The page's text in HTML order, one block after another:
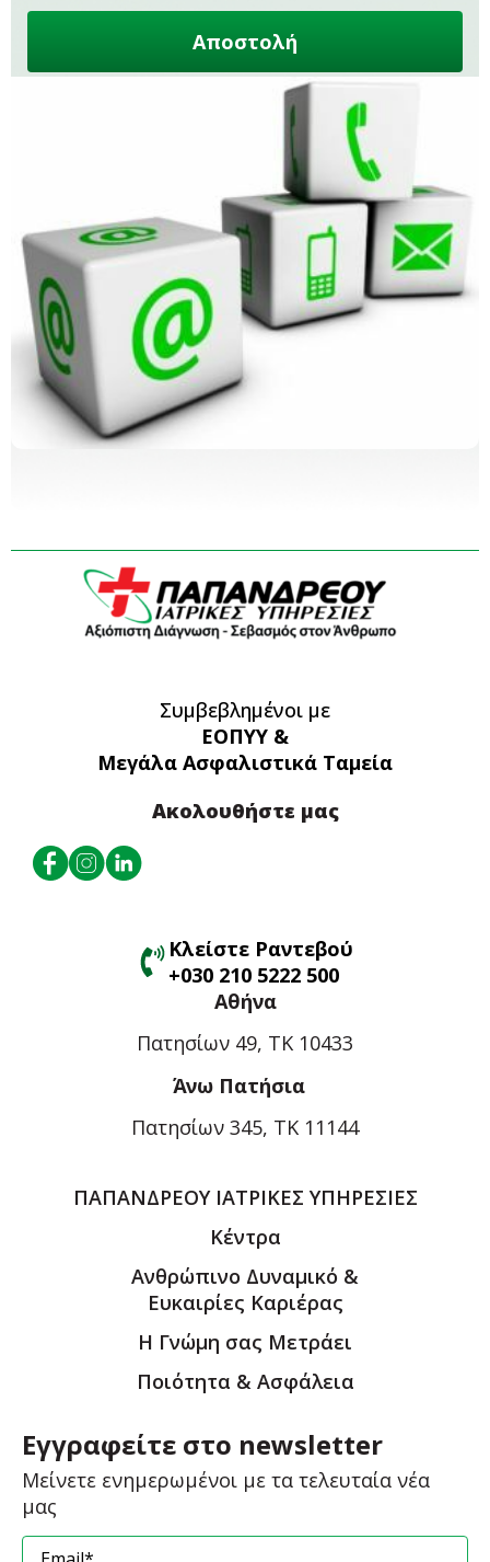
Συμβεβλημένοι με
ΕΟΠΥΥ &
Μεγάλα Ασφαλιστικά Ταμεία
Ακολουθήστε μας
Κλείστε Ραντεβού
+030 210 5222 500
Αθήνα
Πατησίων 49, ΤΚ 10433
Άνω Πατήσια
Πατησίων 345, ΤΚ 11144
ΠΑΠΑΝΔΡΕΟΥ ΙΑΤΡΙΚΕΣ ΥΠΗΡΕΣΙΕΣ
Κέντρα
Ανθρώπινο Δυναμικό &
Ευκαιρίες Καριέρας
Η Γνώμη σας Μετράει
Ποιότητα & Ασφάλεια
Εγγραφείτε στο newsletter
Μείνετε ενημερωμένοι με τα τελευταία νέα
μας